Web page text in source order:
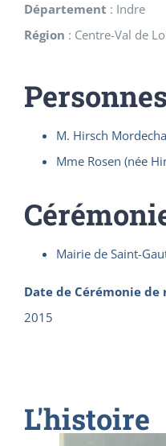
Département : Indre
Région : Centre-Val de
M. Hirsch
Mme Rosen (née
Mairie de Saint-
Date de Cérémonie de
2015
L'histoire